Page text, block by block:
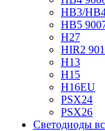
HB3/
HB5
H27
HIR2
H13
H15
H16EU
PSX24
PSX26
Светодиоды